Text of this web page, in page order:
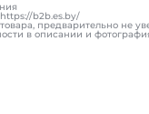
b2b.es.by/
предварительно не
в описании и